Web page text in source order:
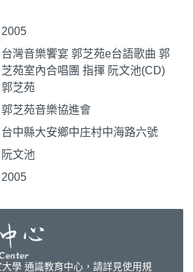
2005
台灣音樂饗宴 郭芝苑e台語歌曲 郭
芝苑室內合唱團 指揮 阮文池(CD)
郭芝苑
郭芝苑音樂協進會
台中縣大安鄉中庄村中海路六號
阮文池
2005
學 通識教育中心，請詳見使用規